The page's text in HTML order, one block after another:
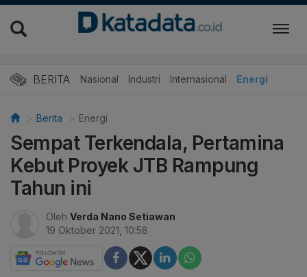
BERITA Nasional Industri Internasional Energi
Berita Energi
Sempat Terkendala, Pertamina
Kebut Proyek JTB Rampung
Tahun ini
Oleh Verda Nano Setiawan
19 Oktober 2021, 10:58